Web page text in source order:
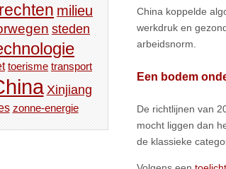
China koppelde
werkdruk en
arbeidsnorm.
Een bodem
De richtlijnen van
mocht liggen dan
de klassieke
milieu
steden
toerisme transport
Xinjiang
zonne-energie